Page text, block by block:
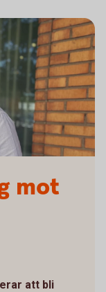
mot
att bli